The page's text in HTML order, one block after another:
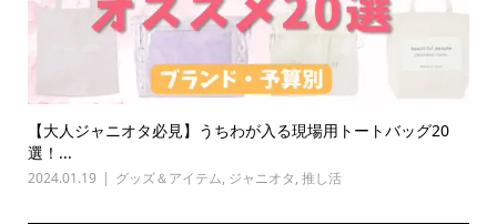
【大人ジャニオタ必見】うちわが入る現場用トートバッグ20
選！...
2024.01.19 グッズ＆アイテム, ジャニオタ, 推し活